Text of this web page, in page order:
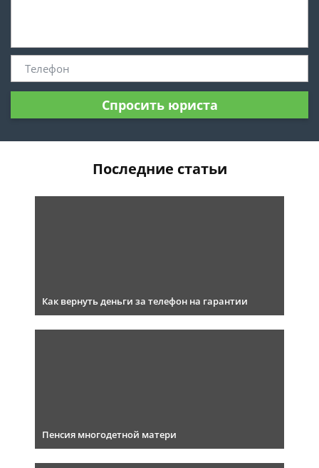
Спросить юриста
Последние статьи
Как вернуть деньги за телефон на гарантии
Пенсия многодетной матери